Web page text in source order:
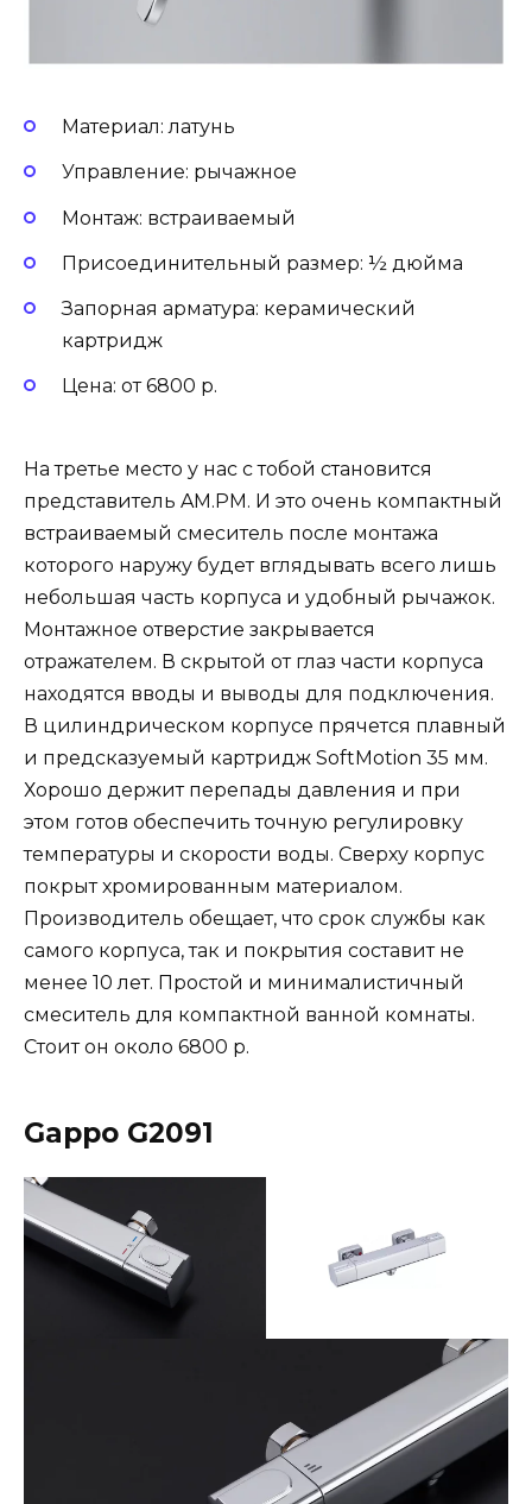
Материал: латунь
Управление: рычажное
Монтаж: встраиваемый
Присоединительный размер: ½ дюйма
Запорная арматура: керамический
картридж
Цена: от 6800 р.
На третье место у нас с тобой становится
представитель AM.PM. И это очень компактный
встраиваемый смеситель после монтажа
которого наружу будет вглядывать всего лишь
небольшая часть корпуса и удобный рычажок.
Монтажное отверстие закрывается
отражателем. В скрытой от глаз части корпуса
находятся вводы и выводы для подключения.
В цилиндрическом корпусе прячется плавный
и предсказуемый картридж SoftMotion 35 мм.
Хорошо держит перепады давления и при
этом готов обеспечить точную регулировку
температуры и скорости воды. Сверху корпус
покрыт хромированным материалом.
Производитель обещает, что срок службы как
самого корпуса, так и покрытия составит не
менее 10 лет. Простой и минималистичный
смеситель для компактной ванной комнаты.
Стоит он около 6800 р.
Gappo G2091